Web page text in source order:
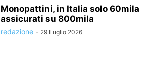
Monopattini, in Italia solo 60mila
assicurati su 800mila
redazione - 29 Luglio 2026